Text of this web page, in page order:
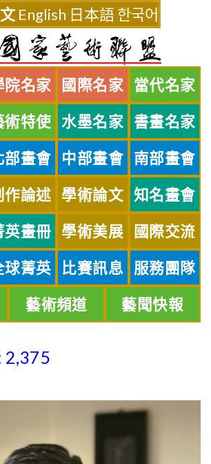
English 日本語한국어
院名家 國際名家 當代名家
術特使 水墨名家 書畫名家
部畫會 中部畫會 南部畫會
作論述 學術論文 知名畫會
英畫冊 學術美展 國際交流
球菁英 比賽訊息 服務團隊
藝術頻道 藝聞快報
2,375